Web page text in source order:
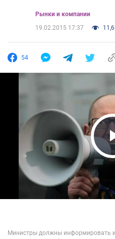
Рынки и компании
19.02.2015 17:37
54